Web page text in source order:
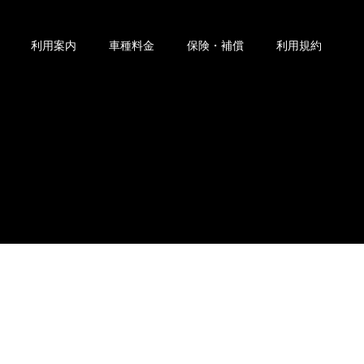
利用案内 車種料金 保険・補償 利用規約